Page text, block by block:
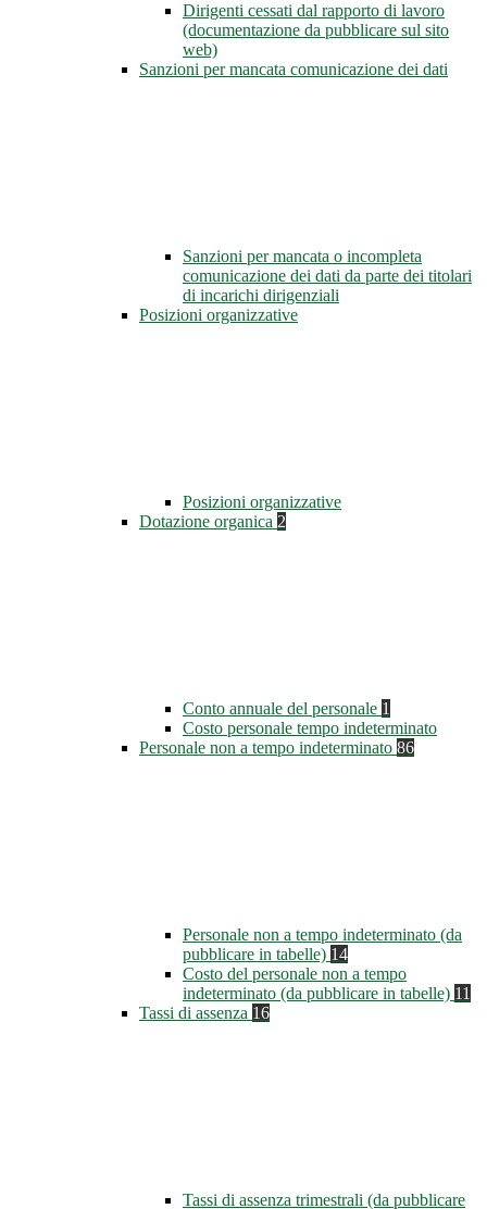
Dirigenti cessati dal rapporto di lavoro
(documentazione da pubblicare sul sito
web)
Sanzioni per mancata comunicazione dei dati
Sanzioni per mancata o incompleta
comunicazione dei dati da parte dei titolari
di incarichi dirigenziali
Posizioni organizzative
Posizioni organizzative
Dotazione organica 2
Conto annuale del personale 1
Costo personale tempo indeterminato
Personale non a tempo indeterminato 86
Personale non a tempo indeterminato (da
pubblicare in tabelle) 14
Costo del personale non a tempo
indeterminato (da pubblicare in tabelle) 11
Tassi di assenza 16
Tassi di assenza trimestrali (da pubblicare